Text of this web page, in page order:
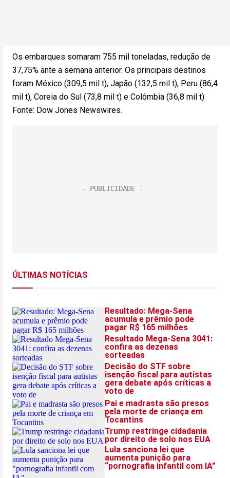
Os embarques somaram 755 mil toneladas, redução de
37,75% ante a semana anterior. Os principais destinos
foram México (309,5 mil t), Japão (132,5 mil t), Peru (86,4
mil t), Coreia do Sul (73,8 mil t) e Colômbia (36,8 mil t).
Fonte: Dow Jones Newswires.